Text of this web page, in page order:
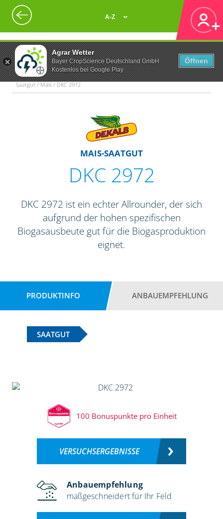
Agrar Wetter
Bayer CropScience Deutschland GmbH
Kostenlos bei Google Play
Öffnen
A-Z
Saatgut / Mais / DKC 2972
MAIS-SAATGUT
DKC 2972
DKC 2972 ist ein echter Allrounder, der sich
aufgrund der hohen spezifischen
Biogasausbeute gut für die Biogasproduktion
eignet.
PRODUKTINFO ANBAUEMPFEHLUNG
SAATGUT
100 Bonuspunkte pro Einheit
VERSUCHSERGEBNISSE
Anbauempfehlung
maßgeschneidert für Ihr Feld